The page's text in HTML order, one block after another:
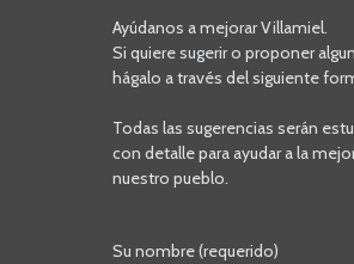
Ayúdanos a mejorar Villamiel.
Si quiere sugerir o proponer
hágalo a través del siguiente
Todas las sugerencias serán
con detalle para ayudar a la
nuestro pueblo.
Su nombre (requerido)